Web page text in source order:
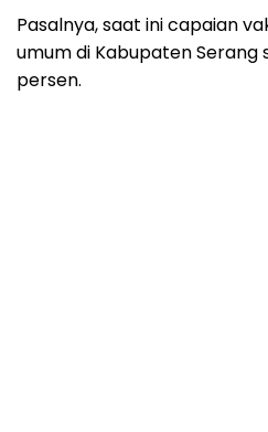
Pasalnya, saat ini capaian
umum di Kabupaten Serang
persen.